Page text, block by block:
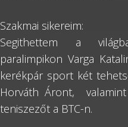
Szakmai sikereim:
Segithettem a
paralimpikon Varga
kerékpár sport két
Horváth Áront,
teniszezőt a BTC-n.